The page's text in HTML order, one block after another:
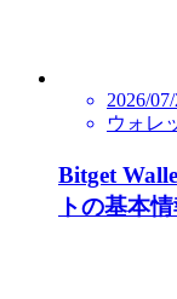
2026/
ウォレ
Bitget
トの基本